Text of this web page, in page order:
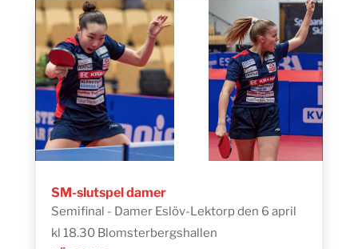
SM-slutspel damer
Semifinal - Damer Eslöv-Lektorp den 6 april
kl 18.30 Blomsterbergshallen